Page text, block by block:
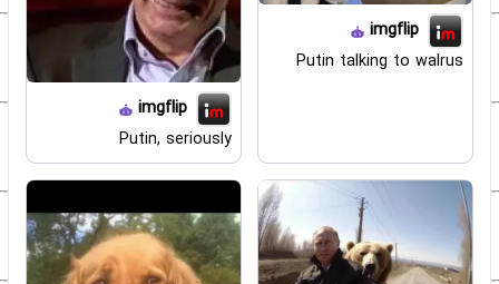
imgflip
Putin talking to walrus
imgflip
Putin, seriously